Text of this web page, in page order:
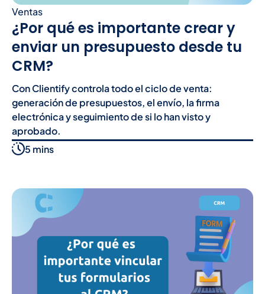
Ventas
¿Por qué es importante crear y
enviar un presupuesto desde tu
CRM?
Con Clientify controla todo el ciclo de venta:
generación de presupuestos, el envío, la firma
electrónica y seguimiento de si lo han visto y
aprobado.
5 mins